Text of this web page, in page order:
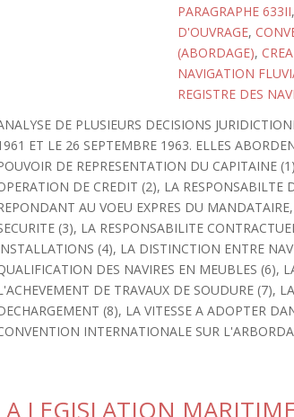
PARAGRAPHE 633II,
D'OUVRAGE,
(ABORDAGE),
NAVIGATION
REGISTRE DES
DE PLUSIEURS DECISIONS
ET LE 26 SEPTEMBRE 1963. ELLES
DE REPRESENTATION DU CAPITAINE
DE CREDIT (2), LA
AU VOEU EXPRES DU
(3), LA RESPONSABILITE
(4), LA DISTINCTION ENTRE
DES NAVIRES EN MEUBLES (6),
DE TRAVAUX DE SOUDURE (7),
(8), LA VITESSE A ADOPTER
INTERNATIONALE SUR
LEGISLATION